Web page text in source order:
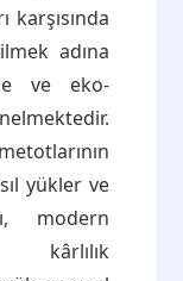
adına
ve eko-
yükler ve
modern
kârlılık